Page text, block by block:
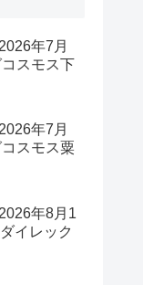
年7月
スモス下
年7月
スモス粟
年8月1
イレック